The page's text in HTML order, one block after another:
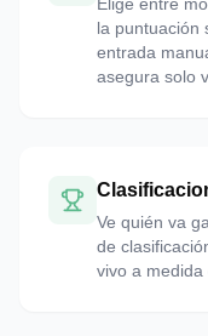
la puntuación
entrada
asegura solo
Ve quién va
de
vivo a medida